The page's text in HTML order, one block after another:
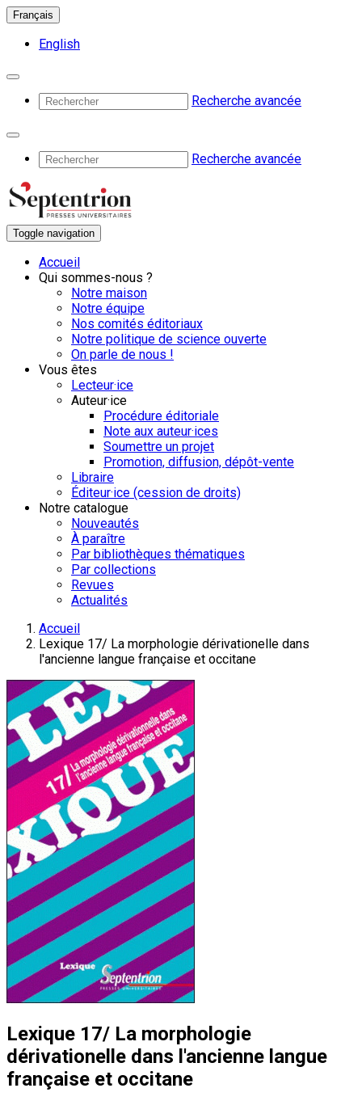
Français
English
Recherche avancée
Recherche avancée
Toggle navigation
Accueil
Qui sommes-nous ?
Notre maison
Notre équipe
Nos comités éditoriaux
Notre politique de science ouverte
On parle de nous !
Vous êtes
Lecteur·ice
Auteur·ice
Procédure éditoriale
Note aux auteur·ices
Soumettre un projet
Promotion, diffusion, dépôt-vente
Libraire
Éditeur·ice (cession de droits)
Notre catalogue
Nouveautés
À paraître
Par bibliothèques thématiques
Par collections
Revues
Actualités
Accueil
Lexique 17/ La morphologie dérivationelle dans
l'ancienne langue française et occitane
Lexique 17/ La morphologie
dérivationelle dans l'ancienne langue
française et occitane